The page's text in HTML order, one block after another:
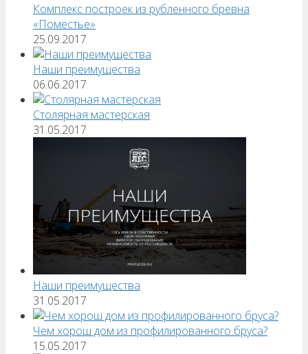
Комплекс построек из рубленного бревна
«Поместье»
25.09.2017
Наши преимущества
06.06.2017
Столярная мастерская
31.05.2017
Наши преимущества
31.05.2017
Чем хорош дом из профилированного бруса?
15.05.2017